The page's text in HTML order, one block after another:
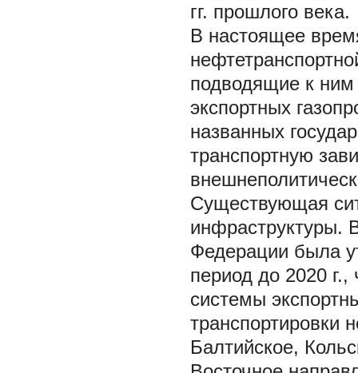
гг. прошлого века.
В настоящее
подводящие к ним
экспортных
названных
транспортную
Существующая
инфраструктуры.
Федерации была
период до 2020 г.,
системы
транспортировки
Балтийское,